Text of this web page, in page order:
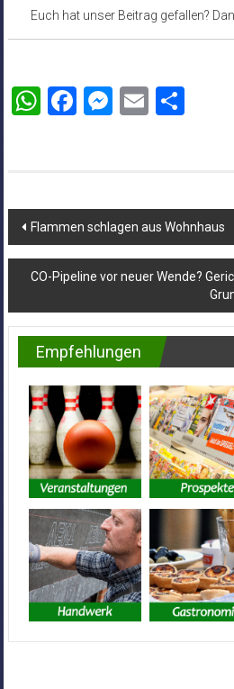
Euch hat unser Beitrag gefallen?
WhatsApp
Facebook
Messenger
Email
Beitragsnavigation
Flammen schlagen aus Wohnhaus
CO-Pipeline vor neuer Wende?
Empfehlungen